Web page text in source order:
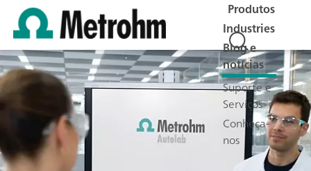
Produtos
Industries
Blog e
notícias
Suporte e
Serviços
Conheça-
nos